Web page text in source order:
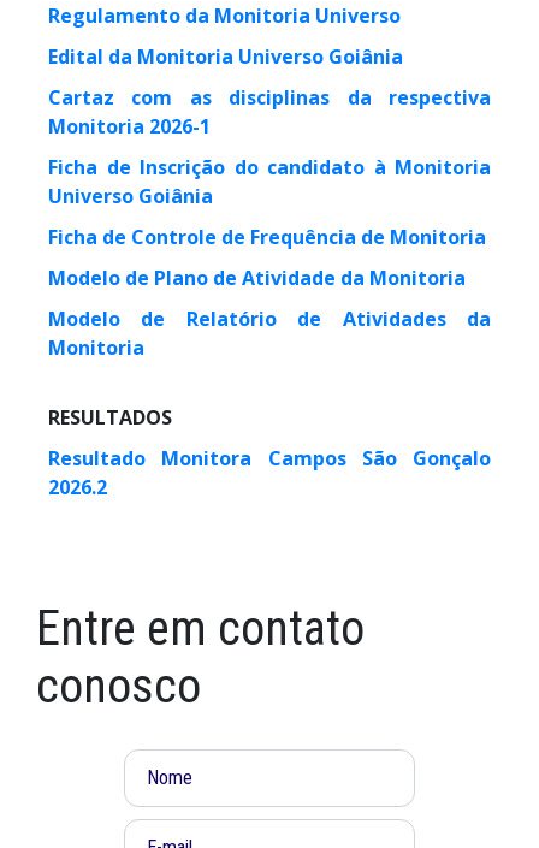
Regulamento da Monitoria Universo
Edital da Monitoria Universo Goiânia
Cartaz com as disciplinas da respectiva
Monitoria 2026-1
Ficha de Inscrição do candidato à Monitoria
Universo Goiânia
Ficha de Controle de Frequência de Monitoria
Modelo de Plano de Atividade da Monitoria
Modelo de Relatório de Atividades da
Monitoria
RESULTADOS
Resultado Monitora Campos São Gonçalo
2026.2
Entre em contato
conosco